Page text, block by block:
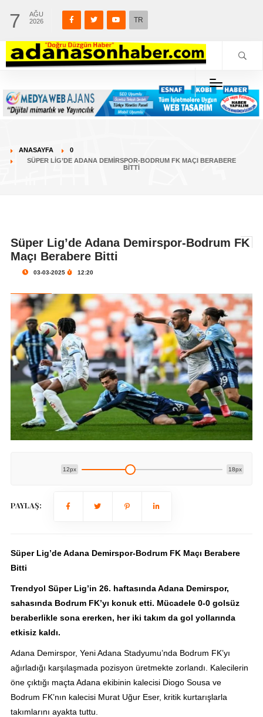
7
AĞU
2026
TR
ANASAYFA
0
SÜPER LIG’DE ADANA DEMIRSPOR-BODRUM FK MAÇI BERABERE
BITTI
Süper Lig’de Adana Demirspor-Bodrum FK
Maçı Berabere Bitti
03-03-2025 12:20
12px 18px
PAYLAŞ:
Süper Lig’de Adana Demirspor-Bodrum FK Maçı Berabere
Bitti
Trendyol Süper Lig’in 26. haftasında Adana Demirspor,
sahasında Bodrum FK’yı konuk etti. Mücadele 0-0 golsüz
beraberlikle sona ererken, her iki takım da gol yollarında
etkisiz kaldı.
Adana Demirspor, Yeni Adana Stadyumu’nda Bodrum FK’yı
ağırladığı karşılaşmada pozisyon üretmekte zorlandı. Kalecilerin
öne çıktığı maçta Adana ekibinin kalecisi Diogo Sousa ve
Bodrum FK’nın kalecisi Murat Uğur Eser, kritik kurtarışlarla
takımlarını ayakta tuttu.